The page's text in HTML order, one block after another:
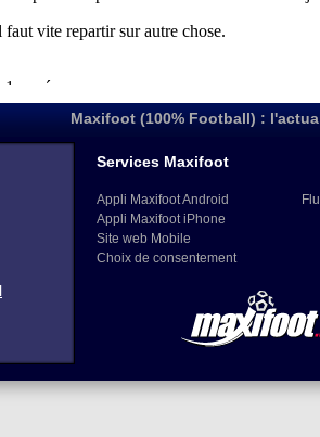
Maxifoot (100% Football) :
Services Maxifoot
Appli Maxifoot Android
Appli Maxifoot iPhone
Site web Mobile
Choix de consentement